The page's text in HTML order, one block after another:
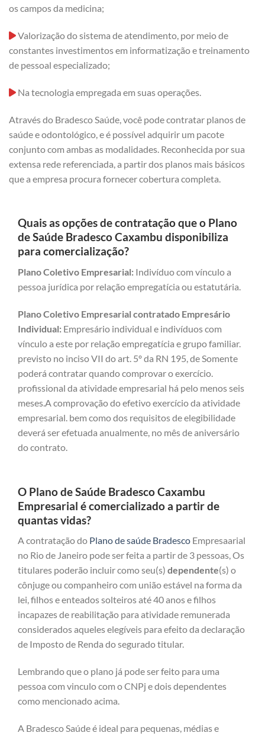
os campos da medicina;
Valorização do sistema de atendimento, por meio de
constantes investimentos em informatização e treinamento
de pessoal especializado;
Na tecnologia empregada em suas operações.
Através do Bradesco Saúde, você pode contratar planos de
saúde e odontológico, e é possível adquirir um pacote
conjunto com ambas as modalidades. Reconhecida por sua
extensa rede referenciada, a partir dos planos mais básicos
que a empresa procura fornecer cobertura completa.
Quais as opções de contratação que o Plano
de Saúde Bradesco Caxambu disponibiliza
para comercialização?
Plano Coletivo Empresarial: Indivíduo com vínculo a
pessoa jurídica por relação empregatícia ou estatutária.
Plano Coletivo Empresarial contratado Empresário
Individual: Empresário individual e indivíduos com
vínculo a este por relação empregatícia e grupo familiar.
previsto no inciso VII do art. 5º da RN 195, de Somente
poderá contratar quando comprovar o exercício.
profissional da atividade empresarial há pelo menos seis
meses.A comprovação do efetivo exercício da atividade
empresarial. bem como dos requisitos de elegibilidade
deverá ser efetuada anualmente, no mês de aniversário
do contrato.
O Plano de Saúde Bradesco Caxambu
Empresarial é comercializado a partir de
quantas vidas?
A contratação do Plano de saúde Bradesco Empresaarial
no Rio de Janeiro pode ser feita a partir de 3 pessoas, Os
titulares poderão incluir como seu(s) dependente(s) o
cônjuge ou companheiro com união estável na forma da
lei, filhos e enteados solteiros até 40 anos e filhos
incapazes de reabilitação para atividade remunerada
considerados aqueles elegíveis para efeito da declaração
de Imposto de Renda do segurado titular.
Lembrando que o plano já pode ser feito para uma
pessoa com vinculo com o CNPj e dois dependentes
como mencionado acima.
A Bradesco Saúde é ideal para pequenas, médias e